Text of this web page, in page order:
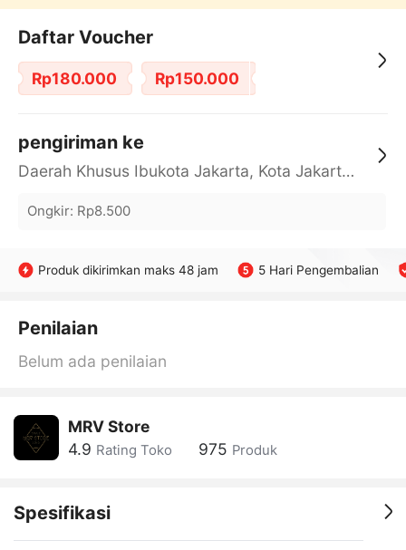
Daftar Voucher
Rp180.000 Rp150.000
pengiriman ke
Daerah Khusus Ibukota Jakarta, Kota Jakarta Barat, Cengkareng, yy
Ongkir: Rp8.500
Produk dikirimkan maks 48 jam 5 Hari Pengembalian
Penilaian
Belum ada penilaian
MRV Store
4.9 Rating Toko 975 Produk
Spesifikasi